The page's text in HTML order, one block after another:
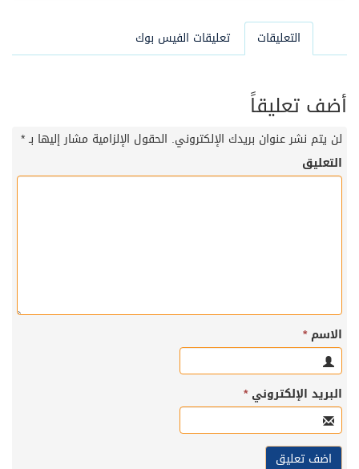
التعليقات تعليقات الفيس بوك
أضف تعليقاً
لن يتم نشر عنوان بريدك الإلكتروني. الحقول الإلزامية مشار إليها بـ*
التعليق
الاسم*
البريد الإلكتروني*